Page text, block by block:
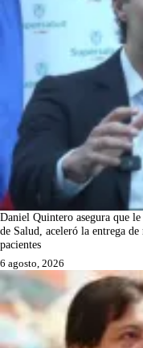
Daniel Quintero asegura que
de Salud, aceleró la entrega
pacientes
6 agosto, 2026